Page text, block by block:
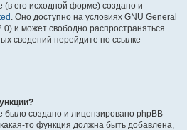
его исходной форме) создано и
. Оно доступно на условиях GNU General
и может свободно распространяться.
сведений перейдите по ссылке
было создано и лицензировано phpBB
то функция должна быть добавлена,